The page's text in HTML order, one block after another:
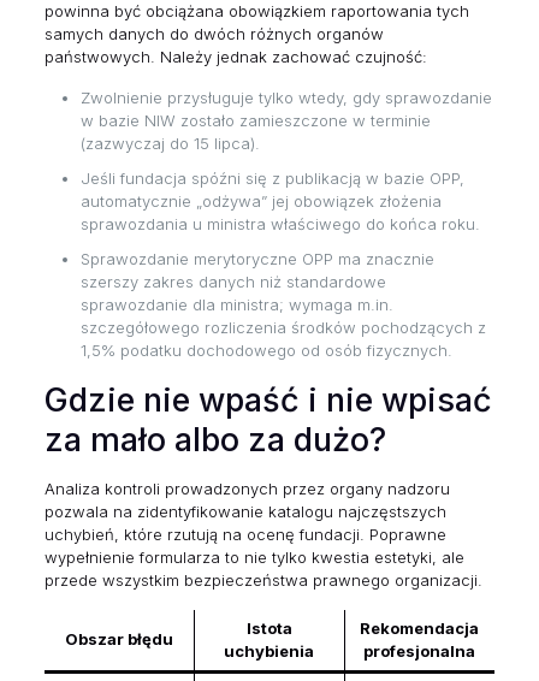
powinna być obciążana obowiązkiem raportowania tych
samych danych do dwóch różnych organów
państwowych. Należy jednak zachować czujność:
Zwolnienie przysługuje tylko wtedy, gdy sprawozdanie
w bazie NIW zostało zamieszczone w terminie
(zazwyczaj do 15 lipca).
Jeśli fundacja spóźni się z publikacją w bazie OPP,
automatycznie „odżywa” jej obowiązek złożenia
sprawozdania u ministra właściwego do końca roku.
Sprawozdanie merytoryczne OPP ma znacznie
szerszy zakres danych niż standardowe
sprawozdanie dla ministra; wymaga m.in.
szczegółowego rozliczenia środków pochodzących z
1,5% podatku dochodowego od osób fizycznych.
Gdzie nie wpaść i nie wpisać
za mało albo za dużo?
Analiza kontroli prowadzonych przez organy nadzoru
pozwala na zidentyfikowanie katalogu najczęstszych
uchybień, które rzutują na ocenę fundacji. Poprawne
wypełnienie formularza to nie tylko kwestia estetyki, ale
przede wszystkim bezpieczeństwa prawnego organizacji.
Obszar błędu
Istota
uchybienia
Rekomendacja
profesjonalna